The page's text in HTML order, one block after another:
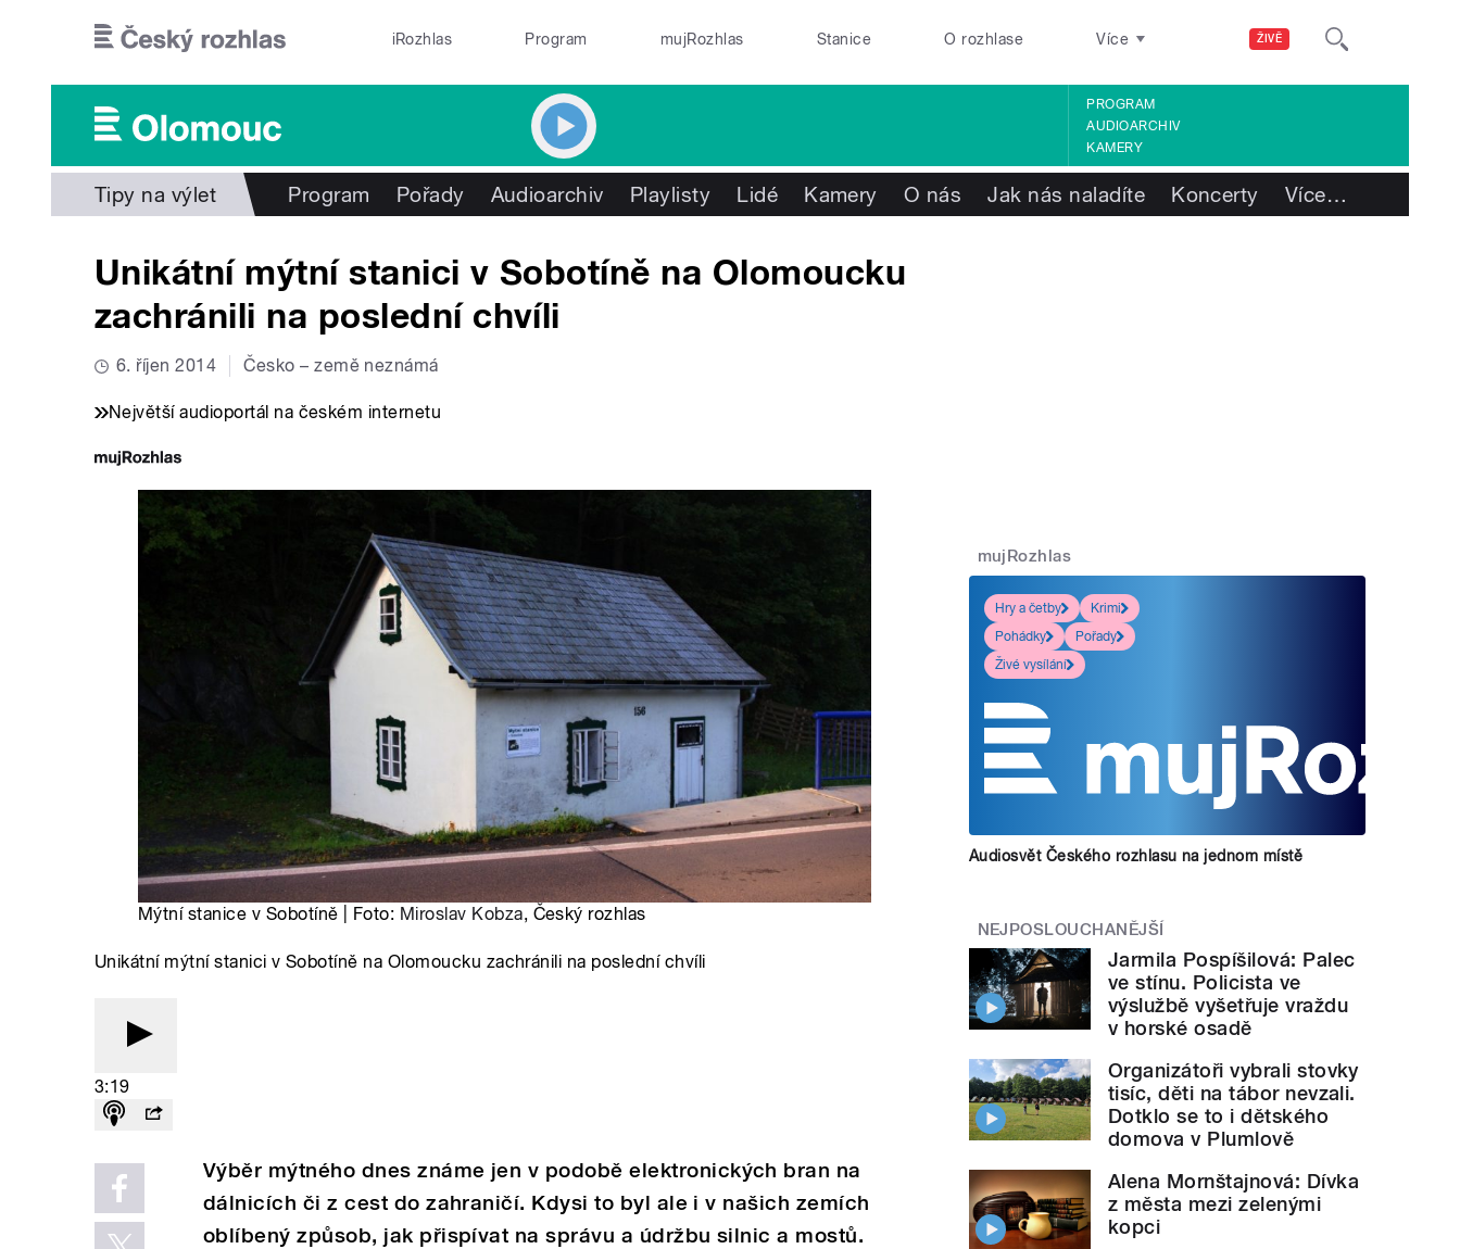
ŽIVĚ
iRozhlas Program mujRozhlas Stanice O rozhlase Více
PROGRAM
AUDIOARCHIV
KAMERY
Tipy na výlet Program Pořady Audioarchiv Playlisty Lidé Kamery O nás Jak nás naladíte Koncerty Více…
Unikátní mýtní stanici v Sobotíně na Olomoucku
zachránili na poslední chvíli
6. říjen 2014 Česko – země neznámá
Největší audioportál na českém internetu
Mýtní stanice v Sobotíně | Foto: Miroslav Kobza, Český rozhlas
Unikátní mýtní stanici v Sobotíně na Olomoucku zachránili na poslední chvíli
3:19
Výběr mýtného dnes známe jen v podobě elektronických bran na
dálnicích či z cest do zahraničí. Kdysi to byl ale i v našich zemích
oblíbený způsob, jak přispívat na správu a údržbu silnic a mostů.
mujRozhlas
Hry a četby
Krimi
Pohádky
Pořady
Živé vysílání
Audiosvět Českého rozhlasu na jednom místě
NEJPOSLOUCHANĚJŠÍ
Jarmila Pospíšilová: Palec
ve stínu. Policista ve
výslužbě vyšetřuje vraždu
v horské osadě
Organizátoři vybrali stovky
tisíc, děti na tábor nevzali.
Dotklo se to i dětského
domova v Plumlově
Alena Mornštajnová: Dívka
z města mezi zelenými
kopci